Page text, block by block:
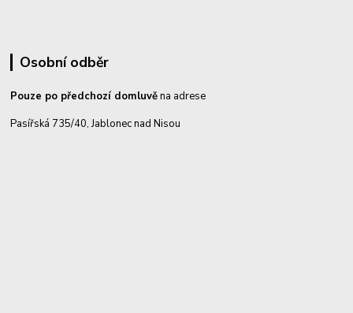
Osobní odběr
Pouze po předchozí domluvěna adrese
Pasířská 735/40, Jablonec nad Nisou